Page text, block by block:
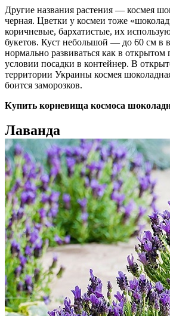
Другие названия растения — космея
черная. Цветки у космеи тоже
коричневые, бархатистые, их
букетов. Куст небольшой — до 60 см в
нормально развиваться как в открытом
условии посадки в контейнер. В
территории Украины космея
боится заморозков.
Купить корневища космоса
Лаванда